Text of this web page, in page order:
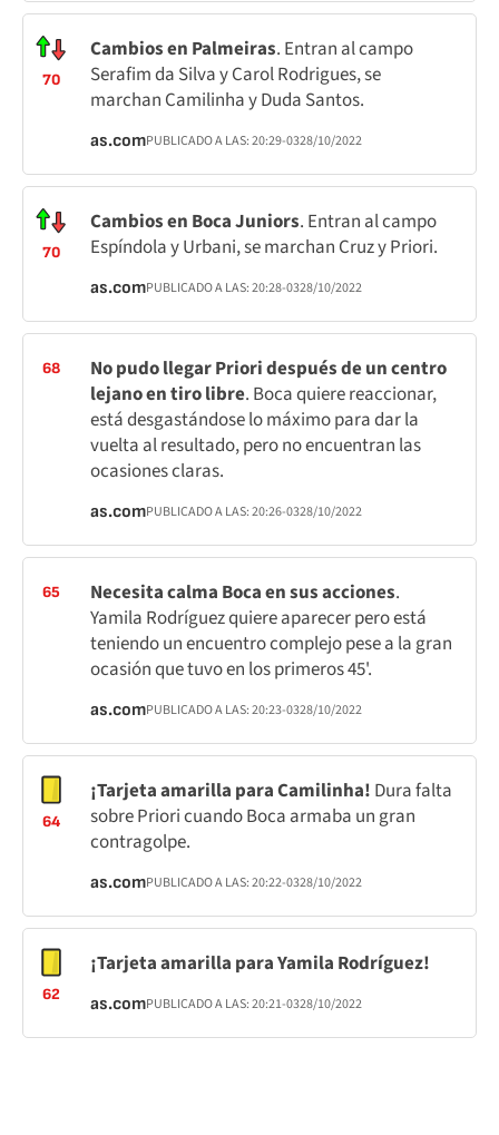
70
Cambios en Palmeiras. Entran al campo
Serafim da Silva y Carol Rodrigues, se
marchan Camilinha y Duda Santos.
as.comPUBLICADO A LAS:20:29-0328/10/2022
70
Cambios en Boca Juniors. Entran al campo
Espíndola y Urbani, se marchan Cruz y Priori.
as.comPUBLICADO A LAS:20:28-0328/10/2022
68
No pudo llegar Priori después de un centro
lejano en tiro libre. Boca quiere reaccionar,
está desgastándose lo máximo para dar la
vuelta al resultado, pero no encuentran las
ocasiones claras.
as.comPUBLICADO A LAS:20:26-0328/10/2022
65 Necesita calma Boca en sus acciones.
Yamila Rodríguez quiere aparecer pero está
teniendo un encuentro complejo pese a la gran
ocasión que tuvo en los primeros 45'.
as.comPUBLICADO A LAS:20:23-0328/10/2022
64
¡Tarjeta amarilla para Camilinha! Dura falta
sobre Priori cuando Boca armaba un gran
contragolpe.
as.comPUBLICADO A LAS:20:22-0328/10/2022
62
¡Tarjeta amarilla para Yamila Rodríguez!
as.comPUBLICADO A LAS:20:21-0328/10/2022